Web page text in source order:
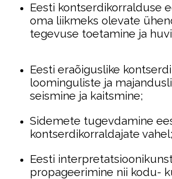
Eesti kontserdikorralduse
oma liikmeks olevate
tegevuse toetamine ja
Eesti eraõiguslike
loominguliste ja
seismine ja kaitsmine;
Sidemete tugevdamine
kontserdikorraldajate vahel;
Eesti
propageerimine nii kodu-